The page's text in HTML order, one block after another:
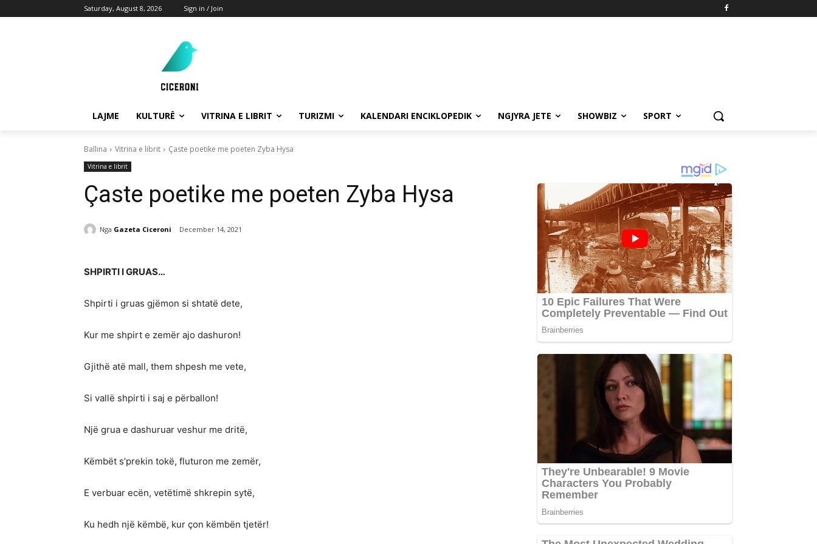
Saturday, August 8, 2026 Sign in / Join
LAJME KULTURË VITRINA E LIBRIT TURIZMI KALENDARI ENCIKLOPEDIK NGJYRA JETE SHOWBIZ SPORT
Ballina Vitrina e librit Çaste poetike me poeten Zyba Hysa
Vitrina e librit
Çaste poetike me poeten Zyba Hysa
Nga Gazeta Ciceroni December 14, 2021
SHPIRTI I GRUAS…
Shpirti i gruas gjëmon si shtatë dete,
Kur me shpirt e zemër ajo dashuron!
Gjithë atë mall, them shpesh me vete,
Si vallë shpirti i saj e përballon!
Një grua e dashuruar veshur me dritë,
Këmbët s’prekin tokë, fluturon me zemër,
E verbuar ecën, vetëtimë shkrepin sytë,
Ku hedh një këmbë, kur çon këmbën tjetër!